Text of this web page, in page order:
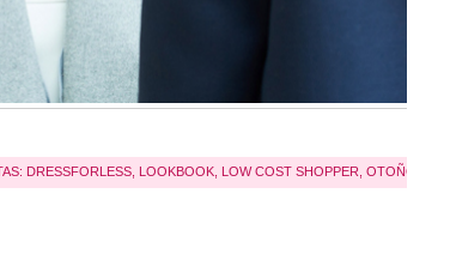
DRESSFORLESS LOOKBOOK LOW COST SHOPPER OTOÑO